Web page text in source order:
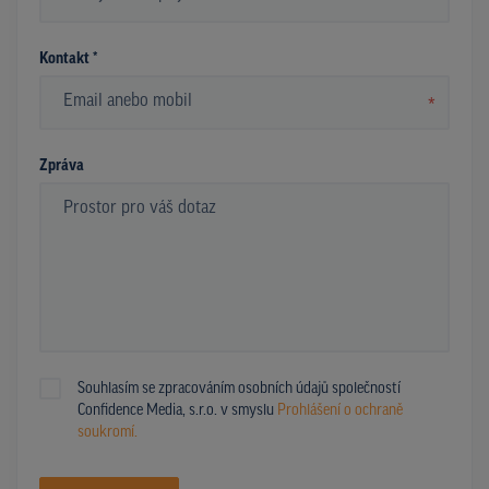
Kontakt *
*
Zpráva
Souhlasím se zpracováním osobních údajů společností
Confidence Media, s.r.o. v smyslu Prohlášení o ochraně
soukromí.